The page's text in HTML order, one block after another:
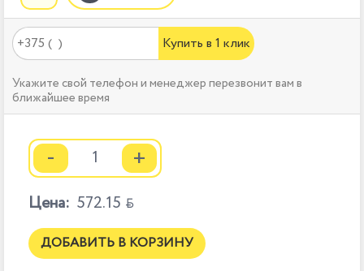
Купить в 1 клик
Укажите свой телефон и менеджер перезвонит вам в
ближайшее время
- +
Цена: 572.15 
ДОБАВИТЬ В КОРЗИНУ